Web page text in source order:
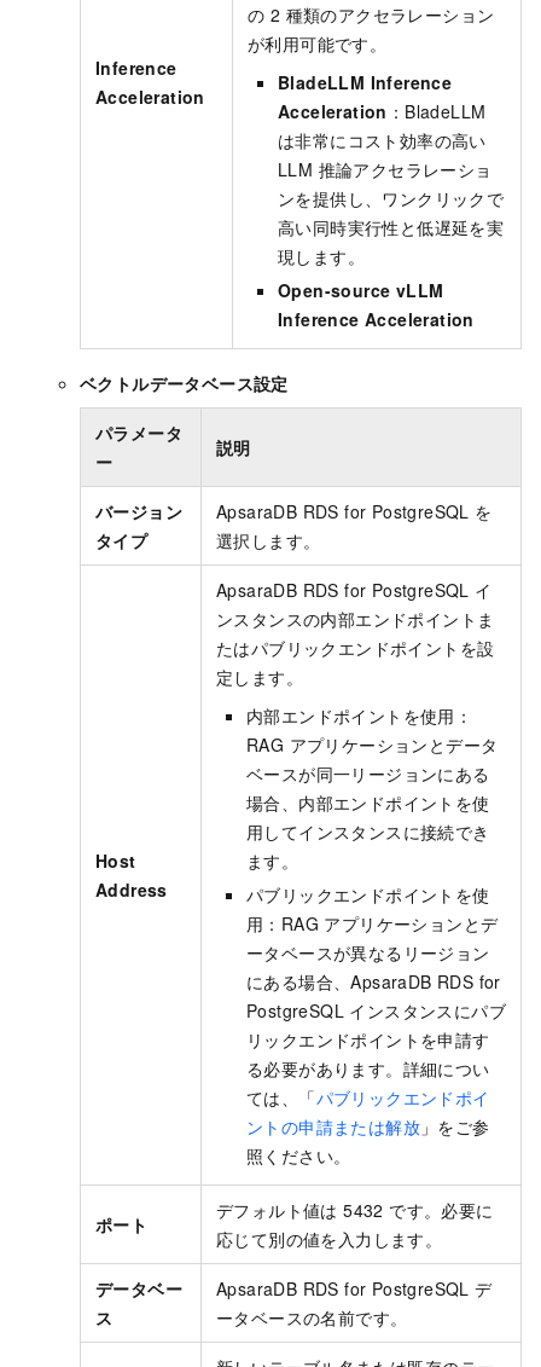
Inference
Acceleration
の 2 種類のアクセラレーション
が利用可能です。
BladeLLM Inference
Acceleration ：BladeLLM
は非常にコスト効率の高い
LLM 推論アクセラレーショ
ンを提供し、ワンクリックで
高い同時実行性と低遅延を実
現します。
Open-source vLLM
Inference Acceleration
ベクトルデータベース設定
パラメータ
ー
説明
バージョン
タイプ
ApsaraDB RDS for PostgreSQL を
選択します。
Host
Address
ApsaraDB RDS for PostgreSQL イ
ンスタンスの内部エンドポイントま
たはパブリックエンドポイントを設
定します。
内部エンドポイントを使用：
RAG アプリケーションとデータ
ベースが同一リージョンにある
場合、内部エンドポイントを使
用してインスタンスに接続でき
ます。
パブリックエンドポイントを使
用：RAG アプリケーションとデ
ータベースが異なるリージョン
にある場合、ApsaraDB RDS for
PostgreSQL インスタンスにパブ
リックエンドポイントを申請す
る必要があります。詳細につい
ては、「パブリックエンドポイ
ントの申請または解放 」をご参
照ください。
ポート
デフォルト値は 5432 です。必要に
応じて別の値を入力します。
データベー
ス
ApsaraDB RDS for PostgreSQL デ
ータベースの名前です。